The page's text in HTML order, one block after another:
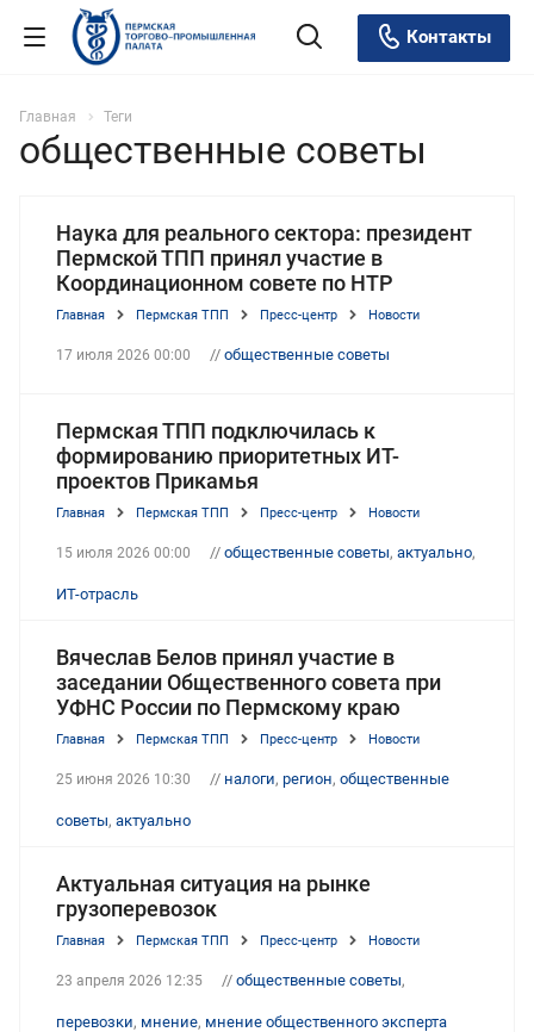
Контакты
Главная Теги
общественные советы
Наука для реального сектора: президент
Пермской ТПП принял участие в
Координационном совете по НТР
Главная Пермская ТПП Пресс-центр Новости
17 июля 2026 00:00 // общественные советы
Пермская ТПП подключилась к
формированию приоритетных ИТ-
проектов Прикамья
Главная Пермская ТПП Пресс-центр Новости
15 июля 2026 00:00 // общественные советы, актуально,
ИТ-отрасль
Вячеслав Белов принял участие в
заседании Общественного совета при
УФНС России по Пермскому краю
Главная Пермская ТПП Пресс-центр Новости
25 июня 2026 10:30 // налоги, регион, общественные
советы, актуально
Актуальная ситуация на рынке
грузоперевозок
Главная Пермская ТПП Пресс-центр Новости
23 апреля 2026 12:35 // общественные советы,
перевозки, мнение, мнение общественного эксперта